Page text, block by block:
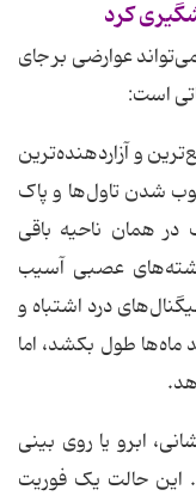
کرد
عوارضی بر جای
است:
و آزاردهنده‌ترین
شدن تاول‌ها و پاک
همان ناحیه باقی
عصبی آسیب
درد اشتباه و
ماه‌ها طول بکشد، اما
ابرو یا روی بینی
این حالت یک فوریت